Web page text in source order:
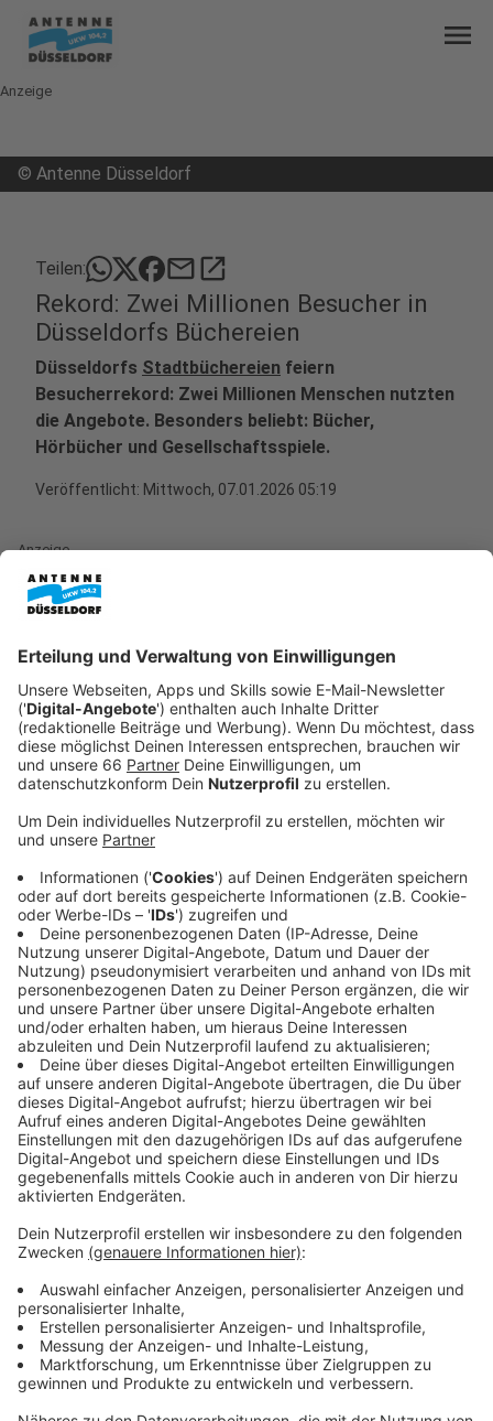
menu
Anzeige
© Antenne Düsseldorf
Teilen: mailopen_in_new
Rekord: Zwei Millionen Besucher in
Düsseldorfs Büchereien
Düsseldorfs Stadtbüchereien feiern
Besucherrekord: Zwei Millionen Menschen nutzten
die Angebote. Besonders beliebt: Bücher,
Hörbücher und Gesellschaftsspiele.
Veröffentlicht: Mittwoch, 07.01.2026 05:19
Anzeige
Anzeige
Die Stadtbüchereien in Düsseldorf haben im
vergangenen Jahr einen neuen Besucherrekord
aufgestellt. Knapp zwei Millionen Menschen nutzten
die Büchereien – das sind über 65.000 mehr als im
Vorjahr. Besonders beliebt war die
KAP1am Hauptbahnhof, die drei Viertel aller Besucher
anzog. Doch auch die Büchereien in den Stadtteilen
verzeichneten steigende Nutzerzahlen.
Anzeige
Mehr neue Büchereiausweise und erweiterte
Öffnungszeiten
Anzeige
Über 13.000 Menschen haben sich im vergangenen
Jahr neu für einen Büchereiausweis angemeldet.
Mehrere Stadtteilbibliotheken, darunter Gerresheim
erweitert, um noch mehr Menschen den Zugang zu
ihren Angeboten zu ermöglichen.
Anzeige